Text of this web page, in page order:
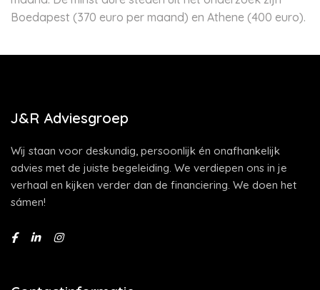
Boedapest (370 euro per maand) en Athene (400 euro).
J&R Adviesgroep
Wij staan voor deskundig, persoonlijk én onafhankelijk
advies met de juiste begeleiding. We verdiepen ons in je
verhaal en kijken verder dan de financiering. We doen het
sámen!